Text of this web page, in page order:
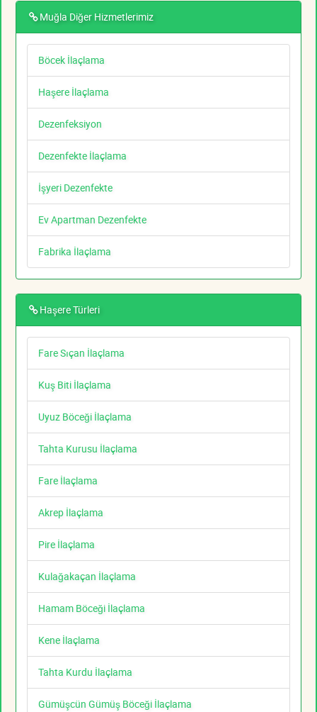
Muğla Diğer Hizmetlerimiz
Böcek İlaçlama
Haşere İlaçlama
Dezenfeksiyon
Dezenfekte İlaçlama
İşyeri Dezenfekte
Ev Apartman Dezenfekte
Fabrika İlaçlama
Haşere Türleri
Fare Sıçan İlaçlama
Kuş Biti İlaçlama
Uyuz Böceği İlaçlama
Tahta Kurusu İlaçlama
Fare İlaçlama
Akrep İlaçlama
Pire İlaçlama
Kulağakaçan İlaçlama
Hamam Böceği İlaçlama
Kene İlaçlama
Tahta Kurdu İlaçlama
Gümüşcün Gümüş Böceği İlaçlama